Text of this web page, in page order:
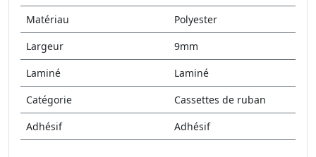
Matériau
Polyester
Largeur
9mm
Laminé
Laminé
Catégorie
Cassettes de ruban
Adhésif
Adhésif